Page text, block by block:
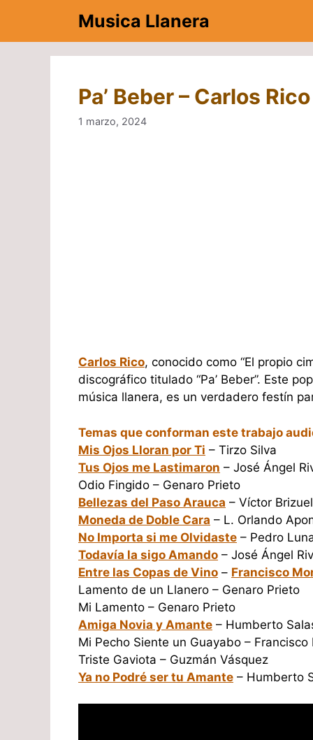
contenido
Musica Llanera
Pa’ Beber – Carlos Rico
1 marzo, 2024
Carlos Rico, conocido como “El propio
discográfico titulado “Pa’ Beber”. Este
música llanera, es un verdadero festín
Temas que conforman este trabajo
Mis Ojos Lloran por Ti – Tirzo Silva
Tus Ojos me Lastimaron – José Ángel
Odio Fingido – Genaro Prieto
Bellezas del Paso Arauca – Víctor
Moneda de Doble Cara – L. Orlando
No Importa si me Olvidaste – Pedro
Todavía la sigo Amando – José Ángel
Entre las Copas de Vino – Francisco
Lamento de un Llanero – Genaro Prieto
Mi Lamento – Genaro Prieto
Amiga Novia y Amante – Humberto
Mi Pecho Siente un Guayabo – Francisco
Triste Gaviota – Guzmán Vásquez
Ya no Podré ser tu Amante – Humberto